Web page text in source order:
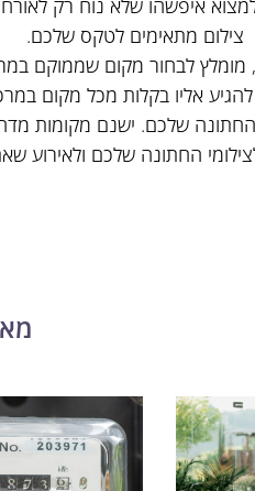
איפשהו שלא נוח רק
צילום מתאימים לטקס שלכם.
מומלץ לבחור מקום שממוקם
אליו בקלות מכל מקום
שלכם. ישנם מקומות
החתונה שלכם ולאירוע